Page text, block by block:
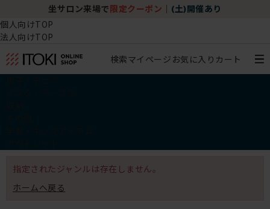
坐サロン来場で 限定クーポン (土)開催あり
個人向けTOP
法人向けTOP
検索マイページ お気に入り カート
指定されたジャンルは存在しません。
ホームへ戻る